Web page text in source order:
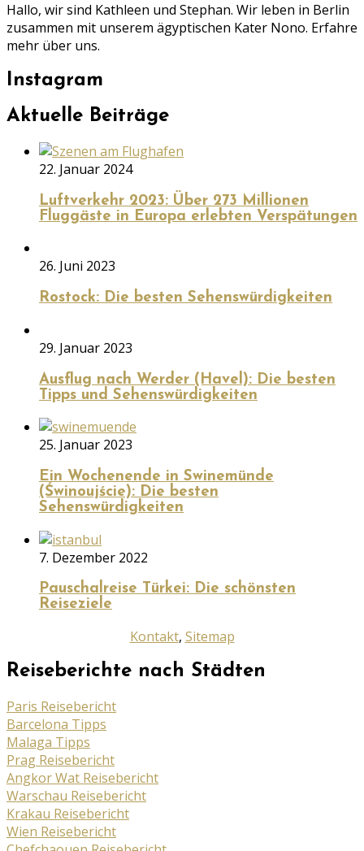
Hallo, wir sind Kathleen und Stephan. Wir leben in Berlin
zusammen mit unserem ägyptischen Kater Nono. Erfahre
mehr über uns.
Instagram
Aktuelle Beiträge
22. Januar 2024
Luftverkehr 2023: Über 273 Millionen
Fluggäste in Europa erlebten Verspätungen
26. Juni 2023
Rostock: Die besten Sehenswürdigkeiten
29. Januar 2023
Ausflug nach Werder (Havel): Die besten
Tipps und Sehenswürdigkeiten
25. Januar 2023
Ein Wochenende in Swinemünde
(Świnoujście): Die besten
Sehenswürdigkeiten
7. Dezember 2022
Pauschalreise Türkei: Die schönsten
Reiseziele
Kontakt, Sitemap
Reiseberichte nach Städten
Paris Reisebericht
Barcelona Tipps
Malaga Tipps
Prag Reisebericht
Angkor Wat Reisebericht
Warschau Reisebericht
Krakau Reisebericht
Wien Reisebericht